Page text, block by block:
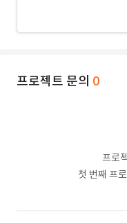
프로젝트 문의 0
프로
첫 번째 프